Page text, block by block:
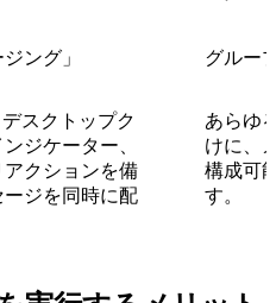
ング」
スクトップク
ジケーター、
クションを備
ジを同時に配
グルー
あらゆ
けに、
構成可
す。